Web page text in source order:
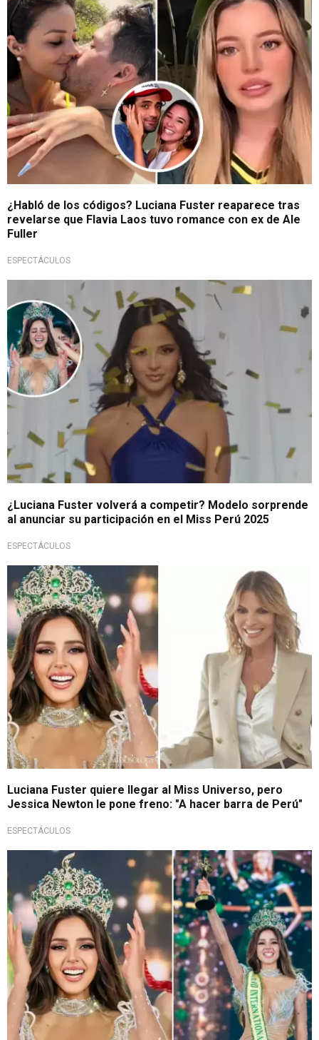
¿Habló de los códigos? Luciana Fuster reaparece tras
revelarse que Flavia Laos tuvo romance con ex de Ale
Fuller
ESPECTÁCULOS
¿Nuevo reinado?
¿Luciana Fuster volverá a competir? Modelo sorprende
al anunciar su participación en el Miss Perú 2025
ESPECTÁCULOS
¿La choteó?
Luciana Fuster quiere llegar al Miss Universo, pero
Jessica Newton le pone freno: "A hacer barra de Perú"
ESPECTÁCULOS
¡Quiere ser reina!